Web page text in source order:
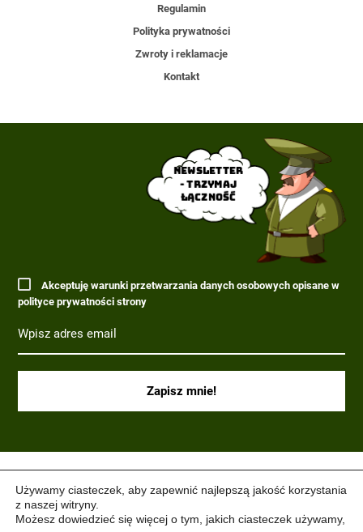
Regulamin
Polityka prywatności
Zwroty i reklamacje
Kontakt
Akceptuję warunki przetwarzania danych osobowych opisane w
polityce prywatności strony
Newsletter
- trzymaj
łączność
Używamy ciasteczek, aby zapewnić najlepszą jakość korzystania
z naszej witryny.
Możesz dowiedzieć się więcej o tym, jakich ciasteczek używamy,